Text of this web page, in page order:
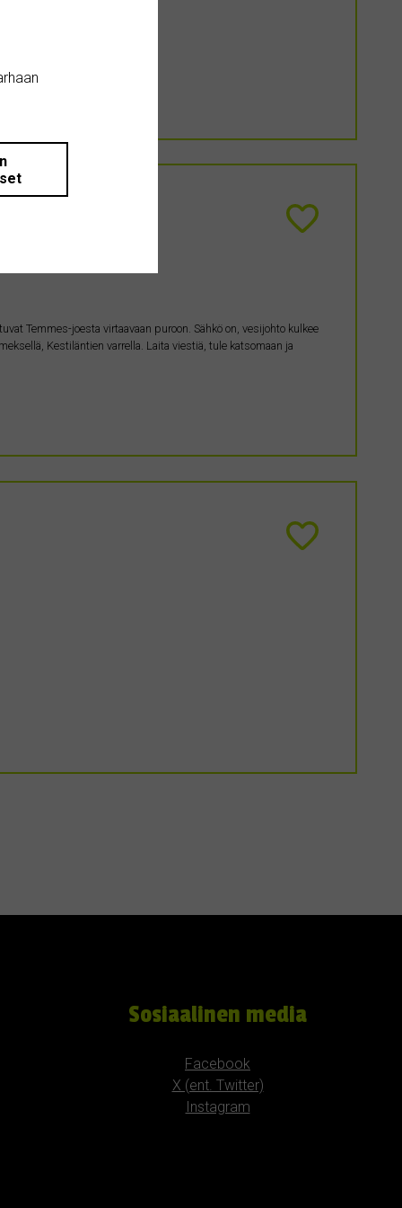
Temmes-joesta virtaavaan puroon. Sähkö on, vesijohto kulkee
Kestiläntien varrella. Laita viestiä, tule katsomaan ja
Sosiaalinen media
Facebook
X (ent. Twitter)
Instagram